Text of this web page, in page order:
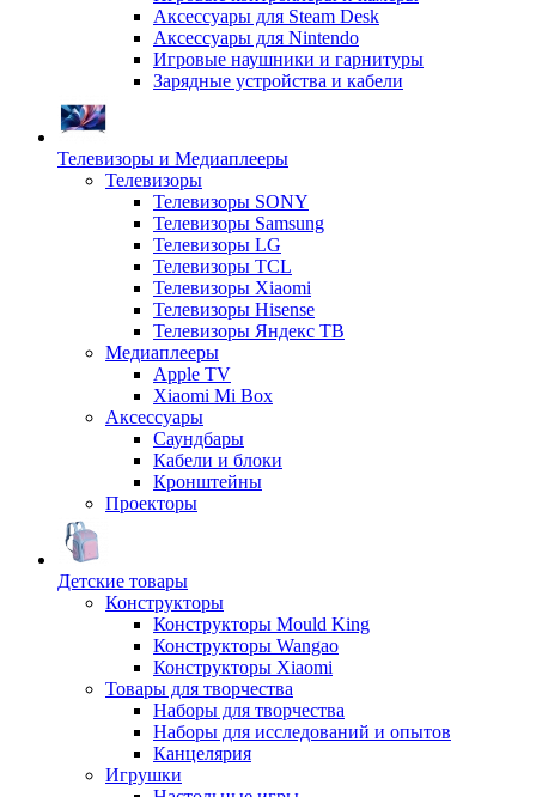
Аксессуары для Steam Desk
Аксессуары для Nintendo
Игровые наушники и гарнитуры
Зарядные устройства и кабели
Телевизоры и Медиаплееры
Телевизоры
Телевизоры SONY
Телевизоры Samsung
Телевизоры LG
Телевизоры TCL
Телевизоры Xiaomi
Телевизоры Hisense
Телевизоры Яндекс ТВ
Медиаплееры
Apple TV
Xiaomi Mi Box
Аксессуары
Саундбары
Кабели и блоки
Кронштейны
Проекторы
Детские товары
Конструкторы
Конструкторы Mould King
Конструкторы Wangao
Конструкторы Xiaomi
Товары для творчества
Наборы для творчества
Наборы для исследований и опытов
Канцелярия
Игрушки